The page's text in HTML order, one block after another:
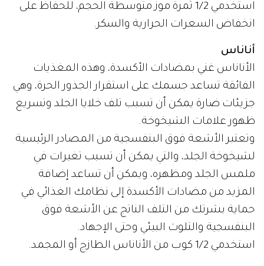
استخدمي 1/2 ثمرة موز متوسطة الحجم، للحفاظ على
انخفاض السعرات الحرارية والسكر.
أناناس
الأناناس غني بمضادات الأكسدة، وهذه المغذيات
الفائقة تساعد جسمك على استقرار الجذور الحرة، وهي
جزيئات ضارة يمكن أن تسبب تلف خلايا الجلد وتسريع
ظهور علامات الشيخوخة.
وتعتبر الأشعة فوق البنفسجية من المصادر الرئيسية
لشيخوخة الجلد، والتي يمكن أن تسبب تغيرات في
ملمس الجلد ومظهره، ويمكن أن تساعد إضافة
المزيد من مضادات الأكسدة إلى نظامك الغذائي في
حماية بشرتك من التلف الناتج عن الأشعة فوق
البنفسجية والتلوث البيئي وحتى الإجهاد.
استخدمي 1/2 كوب من الأناناس الطازج أو المجمد.